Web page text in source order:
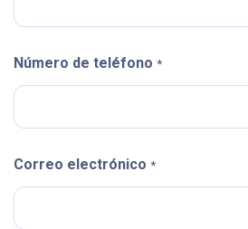
Número de teléfono *
Correo electrónico *